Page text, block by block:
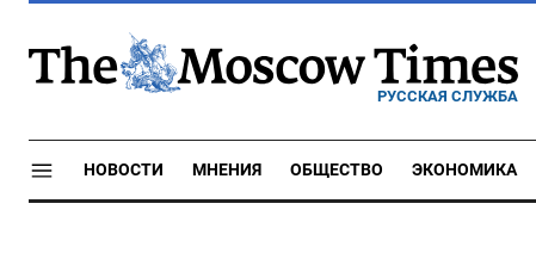
РУССКАЯ СЛУЖБА
НОВОСТИ МНЕНИЯ ОБЩЕСТВО ЭКОНОМИКА